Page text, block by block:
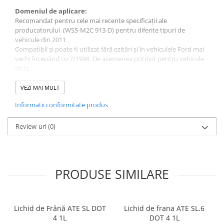
Domeniul de aplicare:
Recomandat pentru cele mai recente specificaţii ale
producatorului (WSS-M2C 913-D) pentru diferite tipuri de
vehicule din 2011.
Compatibil și poate fi utilizat fără ezitări și în vehiculele Ford mai
vechi începând cu 7/1998. De asemenea potrivit pentru vehicule
turbocompresoare și catalitice convertoare.
Nu este potrivit pentru VW cu intervale de întreținere
extinse (WIV)!
Mod de utilizare:
Respectaţi prescripţiile de exploatare ale constructorilor de
autovehicule şi de motoare .
VEZI MAI MULT
Informatii conformitate produs
Review-uri(0)
PRODUSE SIMILARE
Lichid de Frână ATE SL DOT
4 1L
Lichid de frana ATE SL.6
DOT 4 1L